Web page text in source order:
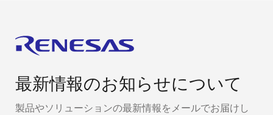
最新情報のお知らせについて
製品やソリューションの最新情報をメールでお届けし